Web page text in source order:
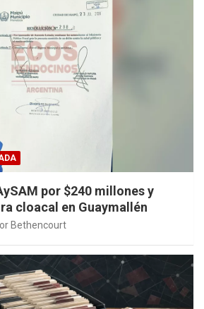
por $240 millones y
cloacal en Guaymallén
Bethencourt